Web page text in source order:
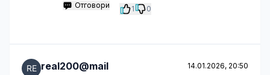
Отговори 1 0
real200@mail 14.01.2026, 20:50